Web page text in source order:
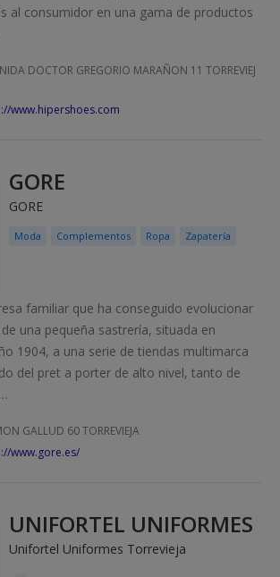
al consumidor en una gama de productos
DOCTOR GREGORIO MARAÑON 11 TORREVIEJ
www.hipershoes.com
GORE
GORE
Moda Complementos Ropa Zapatería
familiar que ha conseguido evolucionar
una pequeña sastrería, situada en
1904, a una serie de tiendas multimarca
del pret a porter de alto nivel, tanto de
GALLUD 60 TORREVIEJA
www.gore.es/
UNIFORTEL UNIFORMES
Unifortel Uniformes Torrevieja